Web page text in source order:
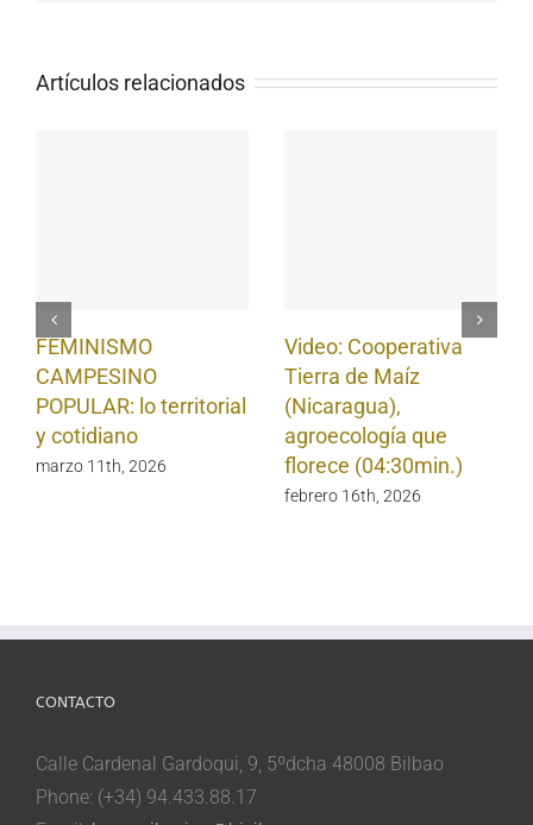
Artículos relacionados
FEMINISMO
CAMPESINO
POPULAR: lo territorial
y cotidiano
marzo 11th, 2026
Video: Cooperativa
Tierra de Maíz
(Nicaragua),
agroecología que
florece (04:30min.)
febrero 16th, 2026
CONTACTO
Calle Cardenal Gardoqui, 9, 5ºdcha 48008 Bilbao
Phone: (+34) 94.433.88.17